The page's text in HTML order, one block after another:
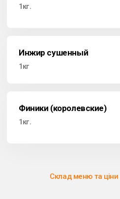
1кг.
Инжир сушенный
1кг
Финики (королевские)
1кг.
Склад меню та